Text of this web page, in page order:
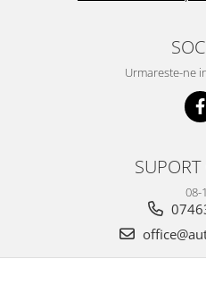
Urmareste-ne
SUPORT
08-